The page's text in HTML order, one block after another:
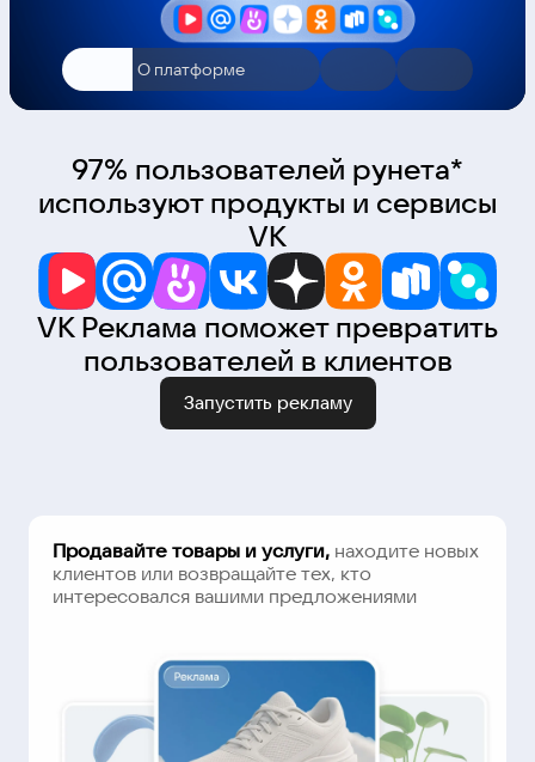
О платформе
97% пользователей рунета*
используют продукты и сервисы
VK
VK Реклама поможет превратить
пользователей в клиентов
Запустить рекламу
Продавайте товары и услуги, находите новых
клиентов или возвращайте тех, кто
интересовался вашими предложениями